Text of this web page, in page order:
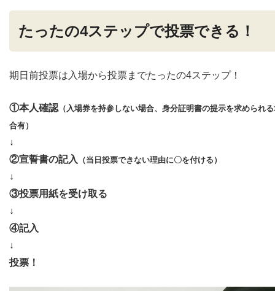
たったの4ステップで投票できる！
期日前投票は入場から投票までたったの4ステップ！
①本人確認（入場券を持参しない場合、身分証明書の提示を求められ
合有）
↓
②宣誓書の記入
（当日投票できない理由に〇を付ける）
↓
③投票用紙を受け取る
↓
④記入
↓
投票！